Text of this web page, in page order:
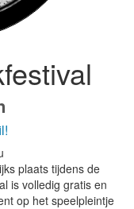
plaats tijdens de
is volledig gratis en
op het speelpleintje